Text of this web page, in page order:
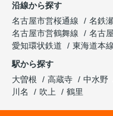
沿線から探す
名古屋市営桜通線
名鉄
名古屋市営鶴舞線
名古
愛知環状鉄道
東海道本線
駅から探す
大曽根
高蔵寺 中水野
川名
吹上 鶴里